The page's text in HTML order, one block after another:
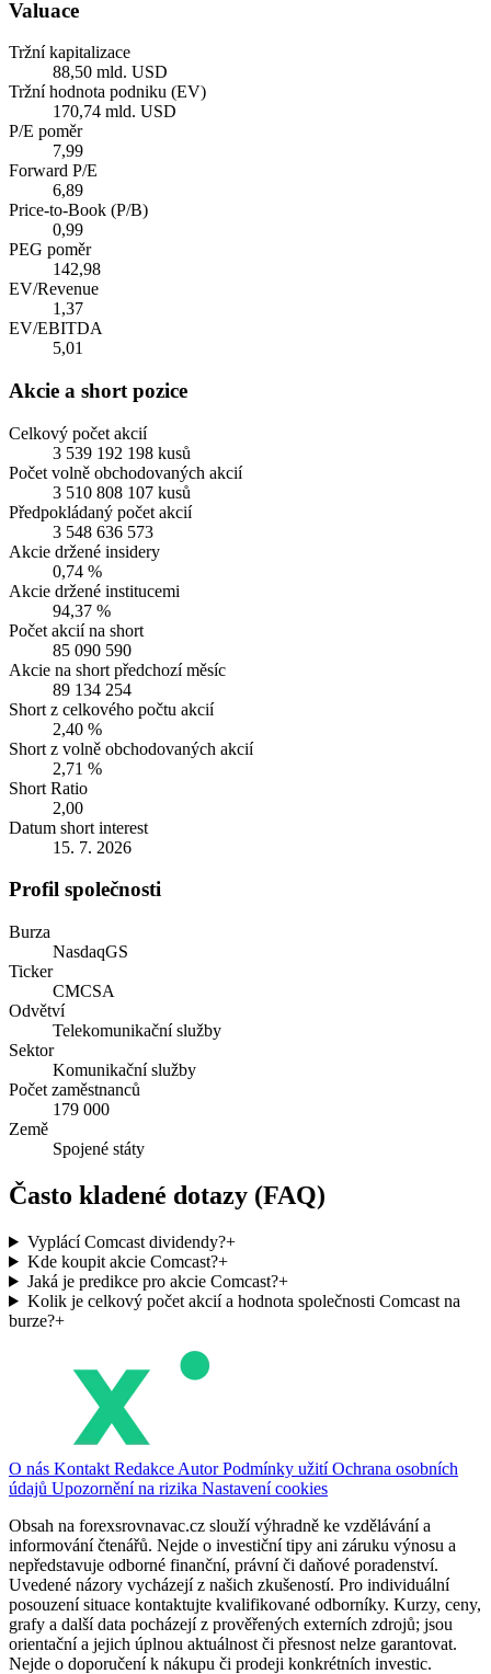
Valuace
Tržní kapitalizace
88,50 mld. USD
Tržní hodnota podniku (EV)
170,74 mld. USD
P/E poměr
7,99
Forward P/E
6,89
Price-to-Book (P/B)
0,99
PEG poměr
142,98
EV/Revenue
1,37
EV/EBITDA
5,01
Akcie a short pozice
Celkový počet akcií
3 539 192 198 kusů
Počet volně obchodovaných akcií
3 510 808 107 kusů
Předpokládaný počet akcií
3 548 636 573
Akcie držené insidery
0,74 %
Akcie držené institucemi
94,37 %
Počet akcií na short
85 090 590
Akcie na short předchozí měsíc
89 134 254
Short z celkového počtu akcií
2,40 %
Short z volně obchodovaných akcií
2,71 %
Short Ratio
2,00
Datum short interest
15. 7. 2026
Profil společnosti
Burza
NasdaqGS
Ticker
CMCSA
Odvětví
Telekomunikační služby
Sektor
Komunikační služby
Počet zaměstnanců
179 000
Země
Spojené státy
Často kladené dotazy (FAQ)
Vyplácí Comcast dividendy?+
Kde koupit akcie Comcast?+
Jaká je predikce pro akcie Comcast?+
Kolik je celkový počet akcií a hodnota společnosti Comcast na
burze?+
O nás Kontakt Redakce AutorPodmínky užitíOchrana osobních
údajů Upozornění na rizika Nastavení cookies
Obsah na forexsrovnavac.cz slouží výhradně ke vzdělávání a
informování čtenářů. Nejde o investiční tipy ani záruku výnosu a
nepředstavuje odborné finanční, právní či daňové poradenství.
Uvedené názory vycházejí z našich zkušeností. Pro individuální
posouzení situace kontaktujte kvalifikované odborníky. Kurzy, ceny,
grafy a další data pocházejí z prověřených externích zdrojů; jsou
orientační a jejich úplnou aktuálnost či přesnost nelze garantovat.
Nejde o doporučení k nákupu či prodeji konkrétních investic.